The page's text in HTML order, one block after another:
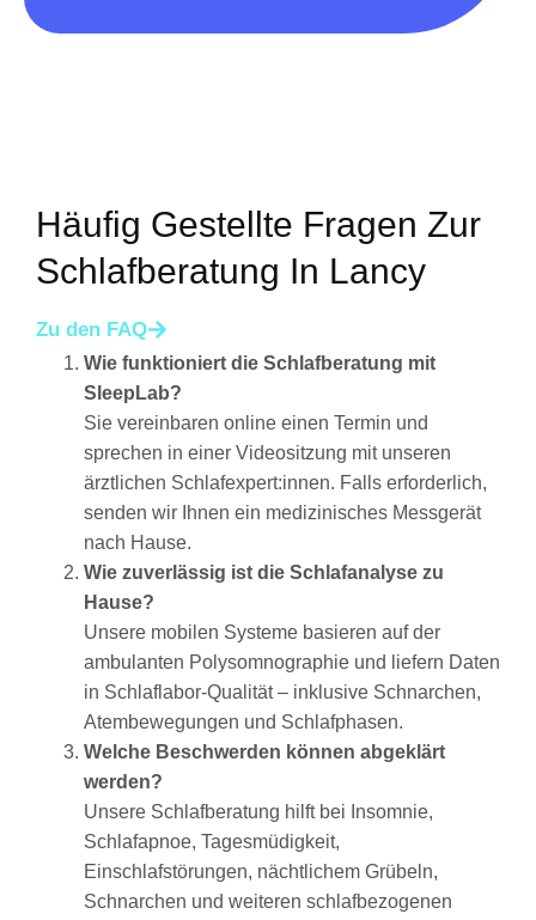
Häufig Gestellte Fragen Zur
Schlafberatung In Lancy
Zu den FAQ
Wie funktioniert die Schlafberatung mit
SleepLab?
Sie vereinbaren online einen Termin und
sprechen in einer Videositzung mit unseren
ärztlichen Schlafexpert:innen. Falls erforderlich,
senden wir Ihnen ein medizinisches Messgerät
nach Hause.
Wie zuverlässig ist die Schlafanalyse zu
Hause?
Unsere mobilen Systeme basieren auf der
ambulanten Polysomnographie und liefern Daten
in Schlaflabor-Qualität – inklusive Schnarchen,
Atembewegungen und Schlafphasen.
Welche Beschwerden können abgeklärt
werden?
Unsere Schlafberatung hilft bei Insomnie,
Schlafapnoe, Tagesmüdigkeit,
Einschlafstörungen, nächtlichem Grübeln,
Schnarchen und weiteren schlafbezogenen